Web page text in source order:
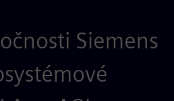
Siemens